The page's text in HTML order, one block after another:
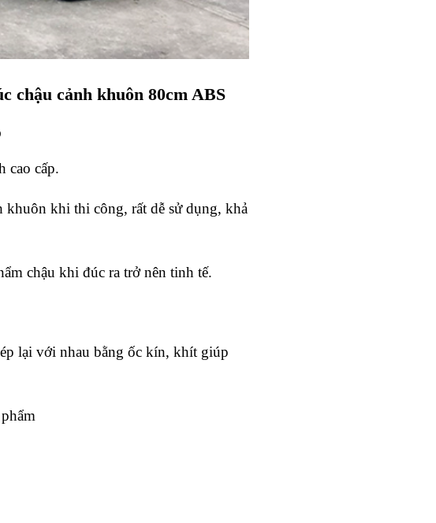
chậu cảnh khuôn 80cm ABS
cao cấp.
khi thi công, rất dễ sử dụng, khả
chậu khi đúc ra trở nên tinh tế.
lại với nhau bằng ốc kín, khít giúp